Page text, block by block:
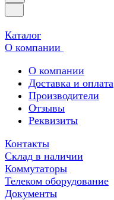
Каталог
О компании
О компании
Доставка и оплата
Производители
Отзывы
Реквизиты
Контакты
Склад в наличии
Коммутаторы
Телеком оборудование
Документы